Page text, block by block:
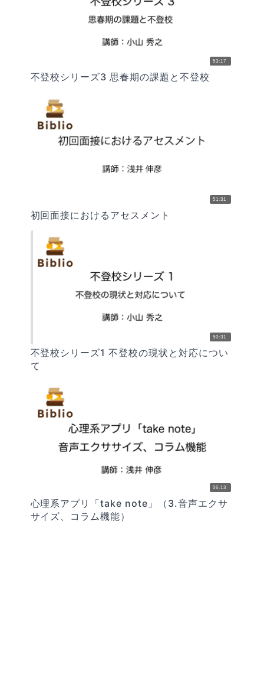
53:17
不登校シリーズ3 思春期の課題と不登校
51:31
初回面接におけるアセスメント
50:31
不登校シリーズ1 不登校の現状と対応につい
て
06:13
心理系アプリ「take note」（3.音声エクサ
サイズ、コラム機能）